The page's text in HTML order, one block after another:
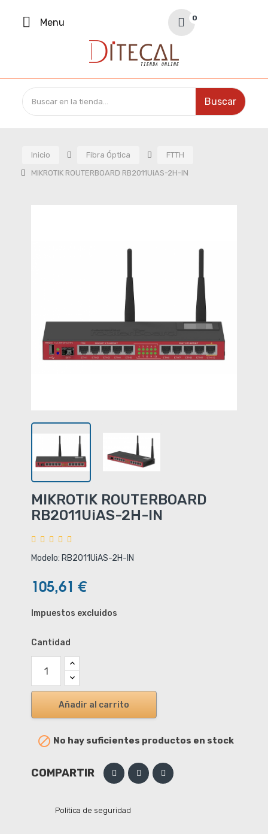
Menu 0
Buscar
Inicio Fibra Óptica
FTTH
MIKROTIK ROUTERBOARD RB2011UiAS-2H-IN
MIKROTIK ROUTERBOARD
RB2011UiAS-2H-IN
Modelo: RB2011UiAS-2H-IN
105,61 €
Impuestos excluidos
Cantidad
Añadir al carrito
 No hay suficientes productos en stock
COMPARTIR
Política de seguridad